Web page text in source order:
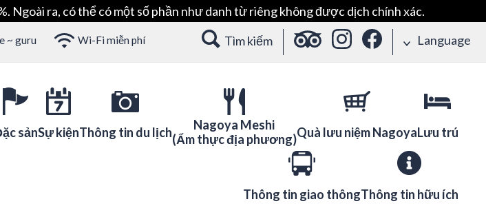
Ngoài ra, có thể có một số phần như danh từ riêng không được dịch chính xác.
~ guru Wi-Fi miễn phí Tìm kiếm Language
sảnSự kiệnThông tin du lịch
Nagoya Meshi
(Ẩm thực địa phương)Quà lưu niệm NagoyaLưu trú
Thông tin giao thôngThông tin hữu ích